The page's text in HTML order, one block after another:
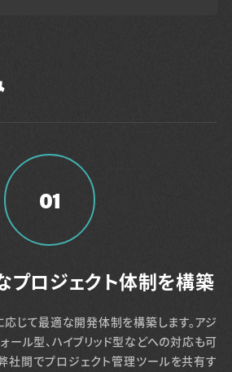
01
プロジェクト体制を構築
じて最適な開発体制を構築します。アジ
ール型、ハイブリッド型などへの対応も可
社間でプロジェクト管理ツールを共有す